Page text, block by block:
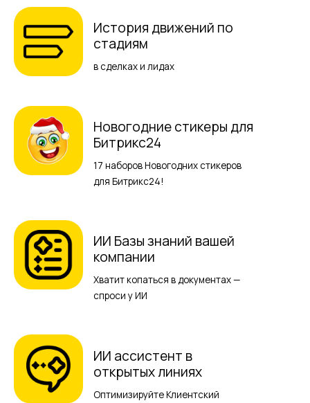
История движений по
стадиям
в сделках и лидах
Новогодние стикеры для
Битрикс24
17 наборов Новогодних стикеров
для Битрикс24!
ИИ Базы знаний вашей
компании
Хватит копаться в документах —
спроси у ИИ
ИИ ассистент в
открытых линиях
Оптимизируйте Клиентский